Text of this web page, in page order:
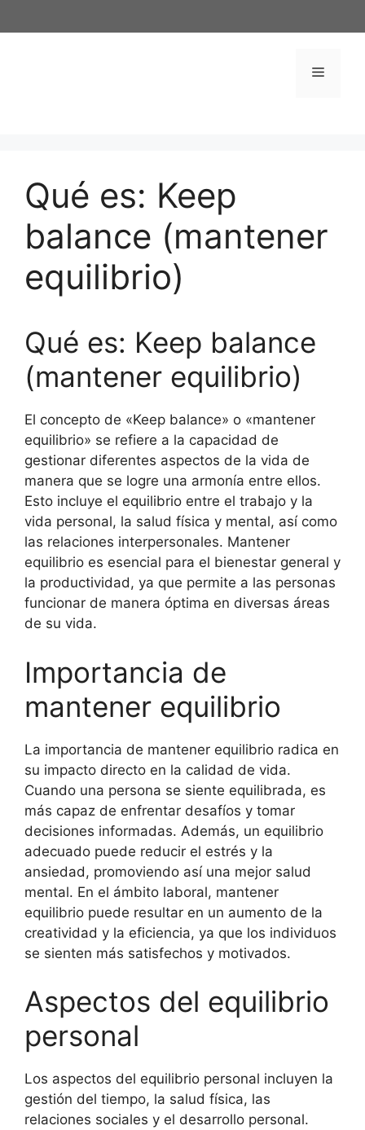
al
Menú
Qué es: Keep
balance (mantener
equilibrio)
Qué es: Keep balance
(mantener equilibrio)
El concepto de «Keep balance» o «mantener
equilibrio» se refiere a la capacidad de
gestionar diferentes aspectos de la vida de
manera que se logre una armonía entre ellos.
Esto incluye el equilibrio entre el trabajo y la
vida personal, la salud física y mental, así como
las relaciones interpersonales. Mantener
equilibrio es esencial para el bienestar general y
la productividad, ya que permite a las personas
funcionar de manera óptima en diversas áreas
de su vida.
Importancia de
mantener equilibrio
La importancia de mantener equilibrio radica en
su impacto directo en la calidad de vida.
Cuando una persona se siente equilibrada, es
más capaz de enfrentar desafíos y tomar
decisiones informadas. Además, un equilibrio
adecuado puede reducir el estrés y la
ansiedad, promoviendo así una mejor salud
mental. En el ámbito laboral, mantener
equilibrio puede resultar en un aumento de la
creatividad y la eficiencia, ya que los individuos
se sienten más satisfechos y motivados.
Aspectos del equilibrio
personal
Los aspectos del equilibrio personal incluyen la
gestión del tiempo, la salud física, las
relaciones sociales y el desarrollo personal.